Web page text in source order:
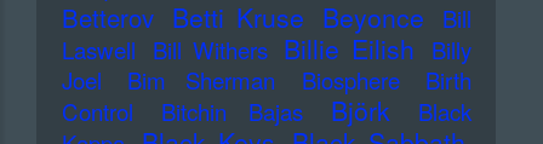
Betterov Betti Kruse Beyonce
Bill
Laswell
Bill Withers Billie Eilish
Billy
Joel
Bim Sherman Biosphere
Birth
Control
Bitchin Bajas Björk
Black